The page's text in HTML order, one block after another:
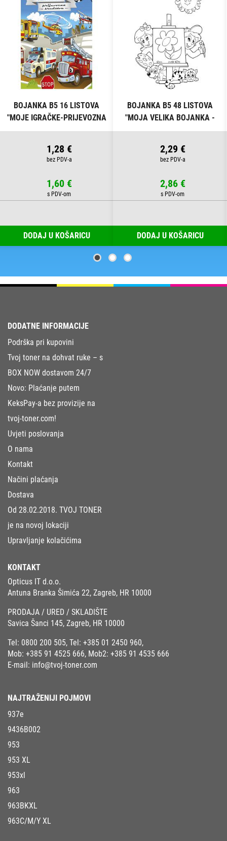
BOJANKA B5 16 LISTOVA
"MOJE IGRAČKE-PRIJEVOZNA
SREDSTVA" CONNECT
1,28 €
1,60 €
DODAJ U KOŠARICU
BOJANKA B5 48 LISTOVA
"MOJA VELIKA BOJANKA -
ŠARENI SVIJET" CONNECT
2,29 €
2,86 €
DODAJ U KOŠARICU
DODATNE INFORMACIJE
Podrška pri kupovini
Tvoj toner na dohvat ruke – s
BOX NOW dostavom 24/7
Novo: Plaćanje putem
KeksPay-a bez provizije na
tvoj-toner.com!
Uvjeti poslovanja
O nama
Kontakt
Načini plaćanja
Dostava
Od 28.02.2018. TVOJ TONER
je na novoj lokaciji
Upravljanje kolačićima
KONTAKT
Opticus IT d.o.o.
Antuna Branka Šimića 22, Zagreb, HR 10000
PRODAJA / URED / SKLADIŠTE
Savica Šanci 145, Zagreb, HR 10000
Tel: 0800 200 505, Tel: +385 01 2450 960,
Mob: +385 91 4525 666, Mob2: +385 91 4535 666
E-mail: info@tvoj-toner.com
NAJTRAŽENIJI POJMOVI
937e
9436B002
953
953 XL
953xl
963
963BKXL
963C/M/Y XL